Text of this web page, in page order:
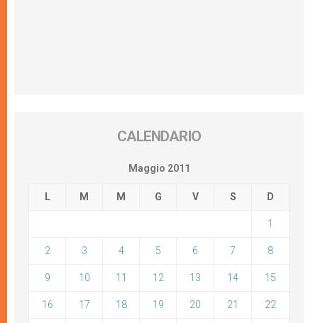
CALENDARIO
Maggio 2011
L M M G V S D
1
2 3 4 5 6 7 8
9 10 11 12 13 14 15
16 17 18 19 20 21 22